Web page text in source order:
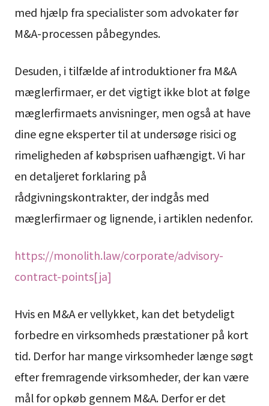
med hjælp fra specialister som advokater før
M&A-processen påbegyndes.
Desuden, i tilfælde af introduktioner fra M&A
mæglerfirmaer, er det vigtigt ikke blot at følge
mæglerfirmaets anvisninger, men også at have
dine egne eksperter til at undersøge risici og
rimeligheden af købsprisen uafhængigt. Vi har
en detaljeret forklaring på
rådgivningskontrakter, der indgås med
mæglerfirmaer og lignende, i artiklen nedenfor.
https://monolith.law/corporate/advisory-
contract-points[ja]
Hvis en M&A er vellykket, kan det betydeligt
forbedre en virksomheds præstationer på kort
tid. Derfor har mange virksomheder længe søgt
efter fremragende virksomheder, der kan være
mål for opkøb gennem M&A. Derfor er det